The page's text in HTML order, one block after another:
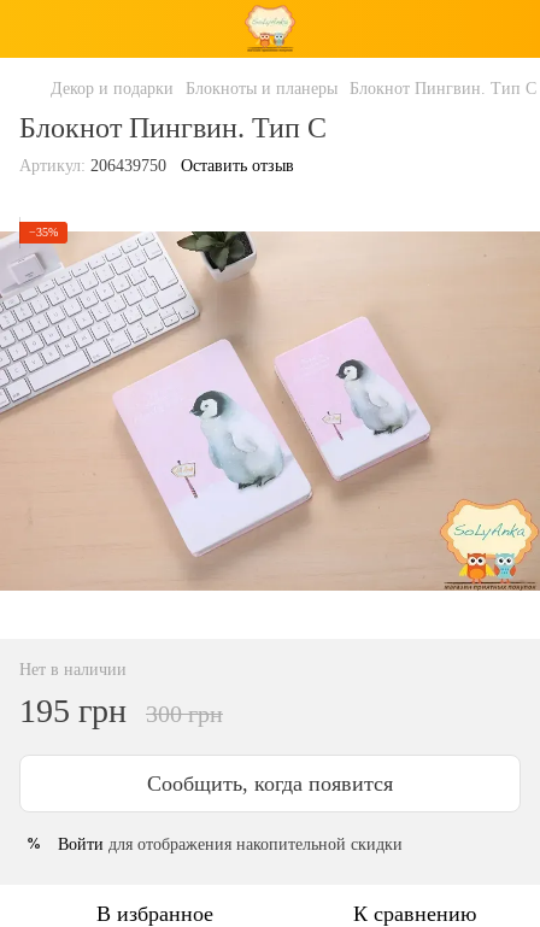
Декор и подарки Блокноты и планеры Блокнот Пингвин. Тип C
Блокнот Пингвин. Тип C
Артикул: 206439750 Оставить отзыв
−35%
Нет в наличии
195 грн 300 грн
Сообщить, когда появится
% Войти для отображения накопительной скидки
В избранное К сравнению